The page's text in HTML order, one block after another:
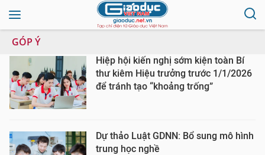
GÓP Ý
Hiệp hội kiến nghị sớm kiện toàn Bí
thư kiêm Hiệu trưởng trước 1/1/2026
để tránh tạo “khoảng trống”
Dự thảo Luật GDNN: Bổ sung mô hình
trung học nghề